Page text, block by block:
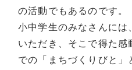
の活動でもあるのです。
小中学生のみなさんには
いただき、そこで得た
での「まちづくりびと」